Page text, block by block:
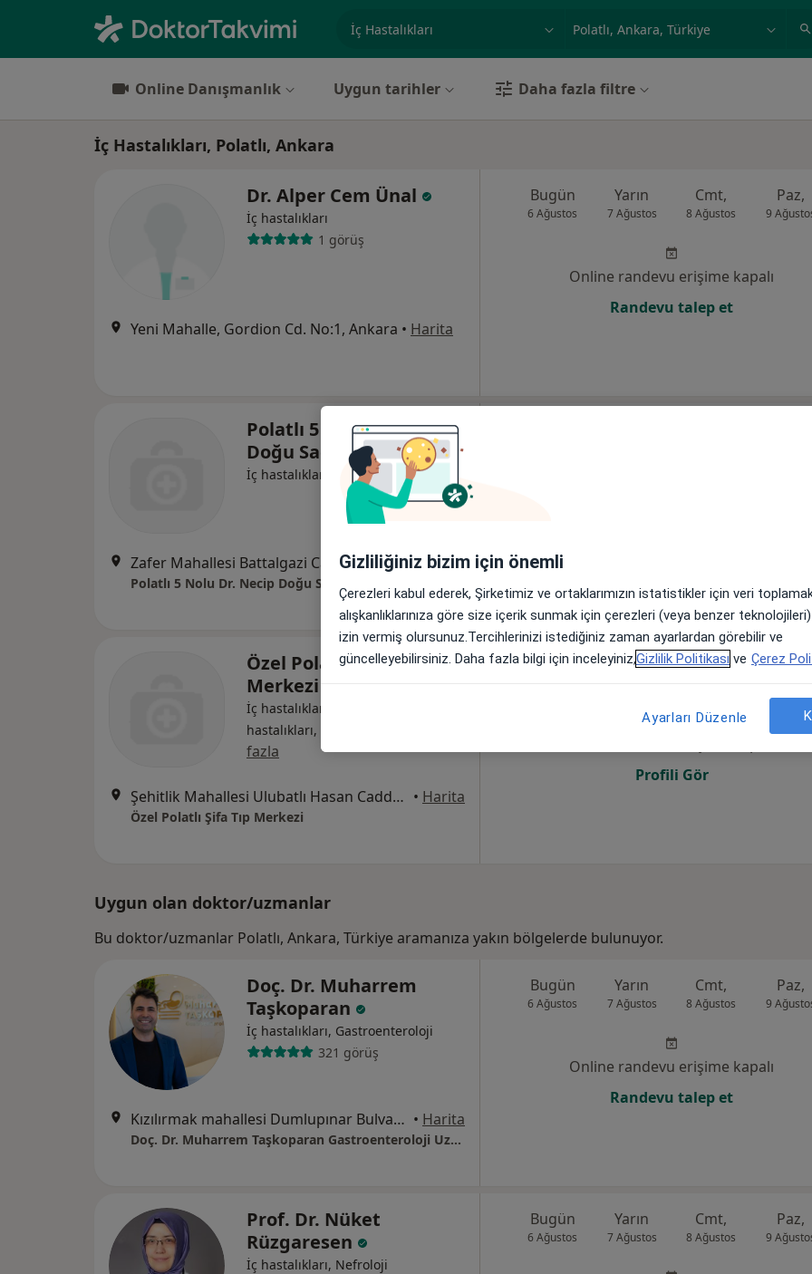
Uzmanlık, ilgi alanı ve hastalık, isim
Online Danışmanlık Uygun tarihler Daha fazla filtre
İç Hastalıkları, Polatlı, Ankara
Dr. Alper Cem Ünal
İç hastalıkları
1 görüş
Yeni Mahalle, Gordion Cd. No:1, Ankara • Harita
Bugün
6 Ağustos
Yarın
7 Ağustos
Cmt,
8 Ağustos
Paz,
9
Online randevu erişime kapalı
Randevu talep et
Polatlı 5 Nolu Dr. Necip
Doğu Sağlık Ocağı
İç hastalıkları
Zafer Mahallesi Battalgazi Cad., Ankara•Harita
Polatlı 5 Nolu Dr. Necip Doğu Sağlık Ocağı
Özel Polatlı Şifa Tıp
Merkezi
İç hastalıkları, Enfeksiyon
hastalıkları, Genel cerrahi
fazla
Şehitlik Mahallesi Ulubatlı Hasan Caddesi No:30, Polatlı • Harita
Özel Polatlı Şifa Tıp Merkezi
Bugün Yarın Cmt, Paz,
Profili Gör
Uygun olan doktor/uzmanlar
Bu doktor/uzmanlar Polatlı, Ankara, Türkiye aramanıza yakın bölgelerde bulunuyor.
Doç. Dr. Muharrem
Taşkoparan
İç hastalıkları, Gastroenteroloji
321 görüş
Kızılırmak mahallesi Dumlupınar Bulvarı YDA CENTER A1 BLOKNo:9 10.kat Daire.405, Ankara • Harita
Doç. Dr. Muharrem Taşkoparan Gastroenteroloji Uzmanı | Endoskopi ve Kolonoskopi Merkezi Ankara
Bugün
6 Ağustos
Yarın
7 Ağustos
Cmt,
8 Ağustos
Paz,
9
Online randevu erişime kapalı
Randevu talep et
Prof. Dr. Nüket
Rüzgaresen
İç hastalıkları, Nefroloji
Bugün
6 Ağustos
Yarın
7 Ağustos
Cmt,
8 Ağustos
Paz,
9
Gizliliğiniz bizim için önemli
Çerezleri kabul ederek, Şirketimiz ve ortaklarımızın istatistikler için veri
alışkanlıklarınıza göre size içerik sunmak için çerezleri (veya benzer
izin vermiş olursunuz.Tercihlerinizi istediğiniz zaman ayarlardan görebilir ve
güncelleyebilirsiniz. Daha fazla bilgi için inceleyiniz,Gizlilik Politikası ve Çerez
Ayarları Düzenle